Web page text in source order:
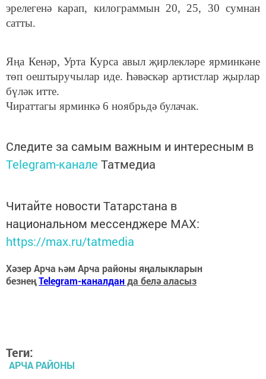
эрелегенә карап, килограммын 20, 25, 30 сумнан
сатты.
Яңа Кенәр, Урта Курса авыл җирлекләре ярминкәне
төп оештыручылар иде. Һәвәскәр артистлар җырлар
бүләк итте.
Чираттагы ярминкә 6 ноябрьдә булачак.
Следите за самым важным и интересным в
Telegram-канале Татмедиа
Читайте новости Татарстана в
национальном мессенджере MАХ:
https://max.ru/tatmedia
Хәзер Арча һәм Арча районы яңалыкларын
безнеңTelegram-каналданда белә аласыз
Теги:
АРЧА РАЙОНЫ